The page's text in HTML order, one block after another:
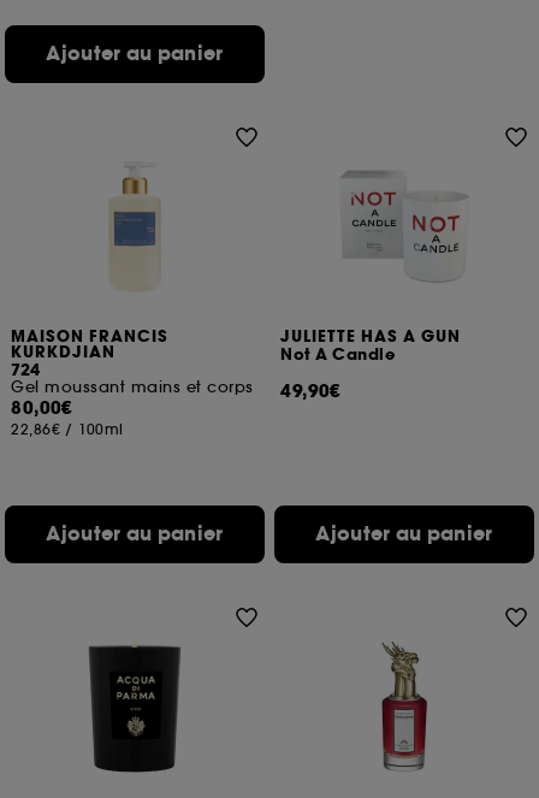
Ajouter au panier
MAISON FRANCIS
KURKDJIAN
724
Gel moussant mains et corps
80,00€
22,86€ / 100ml
Ajouter au panier
JULIETTE HAS A GUN
Not A Candle
49,90€
Ajouter au panier